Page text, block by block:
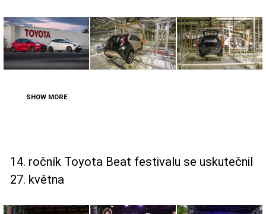
SHOW MORE
14. ročník Toyota Beat festivalu se uskutečnil
27. května